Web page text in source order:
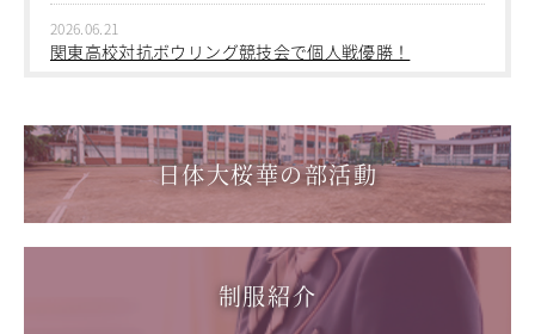
卒業生の方
Youtube公式チャンネル
寄付金のお願い
在校生の方
2026.03.05
第三回桜華中学校あいさつ＋ひと言運動
2025.08.22
第55回全国中学校バスケットボール大会 サンアリーナせ
んだいin鹿児島
2026.06.21
関東高校対抗ボウリング競技会で個人戦優勝！
1学年総合スポーツコース キャンプ実習を実施しまし
た
2026.06.05
「日本選手権水泳競技大会」に出場しました。
「59th Japan Rookies Cup 2026」に出場しました。
日体大桜華の部活動
制服紹介